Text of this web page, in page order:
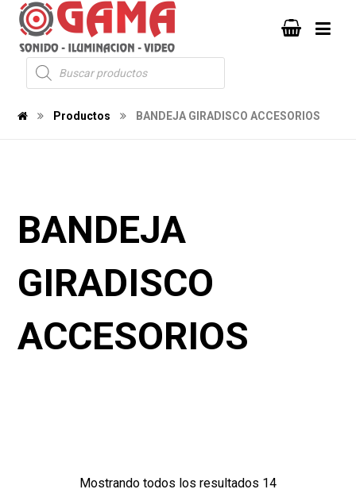
Productos BANDEJA GIRADISCO ACCESORIOS
BANDEJA
GIRADISCO
ACCESORIOS
Mostrando todos los resultados 14